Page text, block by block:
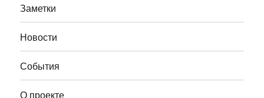
Заметки
Новости
События
О проекте